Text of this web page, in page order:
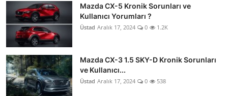
Mazda CX-5 Kronik Sorunları ve
Kullanıcı Yorumları ?
Üstad Aralık 17, 2024 0 1.2K
Mazda CX-3 1.5 SKY-D Kronik Sorunları
ve Kullanıcı...
Üstad Aralık 17, 2024 0 538